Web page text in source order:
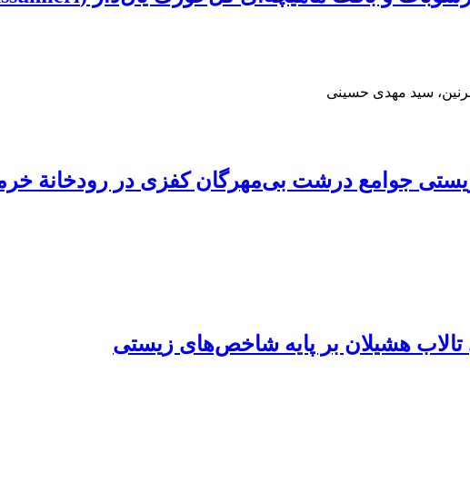
سید مهدی حسینی
جوامع درشت بی‌مهرگان کفزی در رودخانة
هشیلان بر پایه شاخصهای زیستی